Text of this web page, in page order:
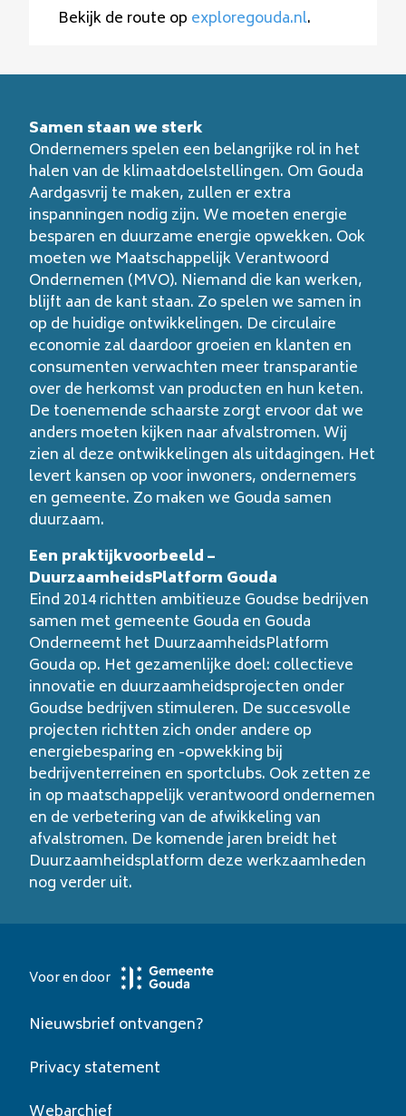
Bekijk de route op exploregouda.nl.
Samen staan we sterk
Ondernemers spelen een belangrijke rol in het
halen van de klimaatdoelstellingen. Om Gouda
Aardgasvrij te maken, zullen er extra
inspanningen nodig zijn. We moeten energie
besparen en duurzame energie opwekken. Ook
moeten we Maatschappelijk Verantwoord
Ondernemen (MVO). Niemand die kan werken,
blijft aan de kant staan. Zo spelen we samen in
op de huidige ontwikkelingen. De circulaire
economie zal daardoor groeien en klanten en
consumenten verwachten meer transparantie
over de herkomst van producten en hun keten.
De toenemende schaarste zorgt ervoor dat we
anders moeten kijken naar afvalstromen. Wij
zien al deze ontwikkelingen als uitdagingen. Het
levert kansen op voor inwoners, ondernemers
en gemeente. Zo maken we Gouda samen
duurzaam.
Een praktijkvoorbeeld –
DuurzaamheidsPlatform Gouda
Eind 2014 richtten ambitieuze Goudse bedrijven
samen met gemeente Gouda en Gouda
Onderneemt het DuurzaamheidsPlatform
Gouda op. Het gezamenlijke doel: collectieve
innovatie en duurzaamheidsprojecten onder
Goudse bedrijven stimuleren. De succesvolle
projecten richtten zich onder andere op
energiebesparing en -opwekking bij
bedrijventerreinen en sportclubs. Ook zetten ze
in op maatschappelijk verantwoord ondernemen
en de verbetering van de afwikkeling van
afvalstromen. De komende jaren breidt het
Duurzaamheidsplatform deze werkzaamheden
nog verder uit.
Voor en door
Nieuwsbrief ontvangen?
Privacy statement